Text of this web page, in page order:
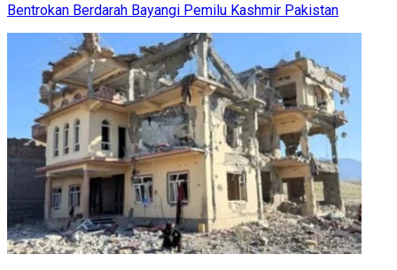
Bentrokan Berdarah Bayangi Pemilu Kashmir Pakistan